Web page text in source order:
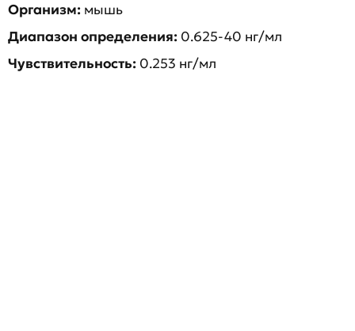
Организм: мышь
Диапазон определения: 0.625-40 нг/мл
Чувствительность: 0.253 нг/мл